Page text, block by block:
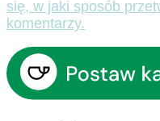
się, w jaki sposób
komentarzy.